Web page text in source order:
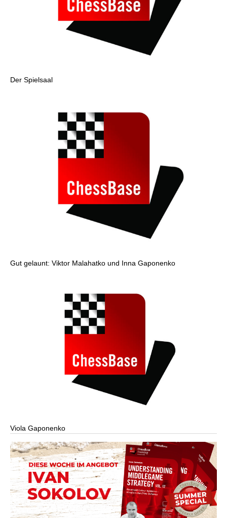
Der Spielsaal
Gut gelaunt: Viktor Malahatko und Inna Gaponenko
Viola Gaponenko